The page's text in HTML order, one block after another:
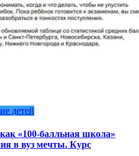
детей
«100-балльная школа»
в вуз мечты. Курс